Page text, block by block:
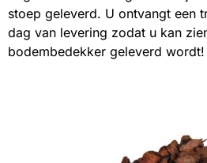
stoep geleverd. U ontvangt een
dag van levering zodat u kan
bodembedekker geleverd wordt!